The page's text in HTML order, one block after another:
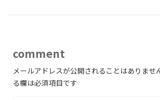
comment
メールアドレスが公開されることはありませ
る欄は必須項目です